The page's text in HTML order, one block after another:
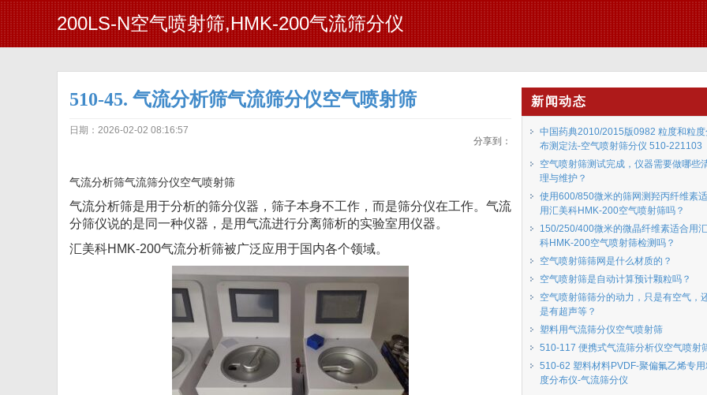
200LS-N空气喷射筛,HMK-200气流筛分仪
新闻动态
中国药典2010/2015版0982 粒度和粒度
布测定法-空气喷射筛分仪 510-221103
空气喷射筛测试完成，仪器需要做哪些
理与维护？
使用600/850微米的筛网测羟丙纤维素
用汇美科HMK-200空气喷射筛吗？
150/250/400微米的微晶纤维素适合用
科HMK-200空气喷射筛检测吗？
空气喷射筛筛网是什么材质的？
空气喷射筛是自动计算预计颗粒吗？
空气喷射筛筛分的动力，只是有空气，
是有超声等？
塑料用气流筛分仪空气喷射筛
510-117 便携式气流筛分析仪空气喷射
510-62 塑料材料PVDF-聚偏氟乙烯专
度分布仪-气流筛分仪
510-45. 气流分析筛气流筛分仪空气喷射筛
日期：2026-02-02 08:16:57
分享到：
气流分析筛气流筛分仪空气喷射筛
气流分析筛是用于分析的筛分仪器，筛子本身不工作，而是筛分仪在工作。气流
分筛仪说的是同一种仪器，是用气流进行分离筛析的实验室用仪器。
汇美科HMK-200气流分析筛被广泛应用于国内各个领域。